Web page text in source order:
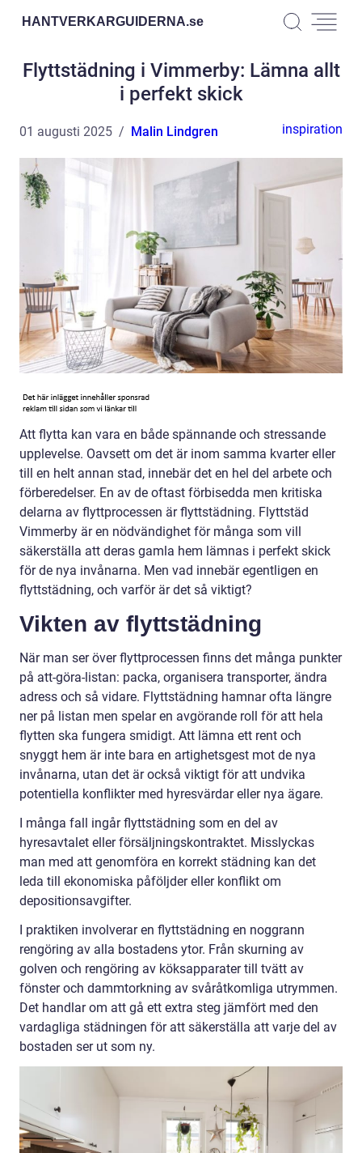
HANTVERKARGUIDERNA.se
Flyttstädning i Vimmerby: Lämna allt
i perfekt skick
01 augusti 2025 Malin Lindgren inspiration
Att flytta kan vara en både spännande och stressande
upplevelse. Oavsett om det är inom samma kvarter eller
till en helt annan stad, innebär det en hel del arbete och
förberedelser. En av de oftast förbisedda men kritiska
delarna av flyttprocessen är flyttstädning. Flyttstäd
Vimmerby är en nödvändighet för många som vill
säkerställa att deras gamla hem lämnas i perfekt skick
för de nya invånarna. Men vad innebär egentligen en
flyttstädning, och varför är det så viktigt?
Vikten av flyttstädning
När man ser över flyttprocessen finns det många punkter
på att-göra-listan: packa, organisera transporter, ändra
adress och så vidare. Flyttstädning hamnar ofta längre
ner på listan men spelar en avgörande roll för att hela
flytten ska fungera smidigt. Att lämna ett rent och
snyggt hem är inte bara en artighetsgest mot de nya
invånarna, utan det är också viktigt för att undvika
potentiella konflikter med hyresvärdar eller nya ägare.
I många fall ingår flyttstädning som en del av
hyresavtalet eller försäljningskontraktet. Misslyckas
man med att genomföra en korrekt städning kan det
leda till ekonomiska påföljder eller konflikt om
depositionsavgifter.
I praktiken involverar en flyttstädning en noggrann
rengöring av alla bostadens ytor. Från skurning av
golven och rengöring av köksapparater till tvätt av
fönster och dammtorkning av svåråtkomliga utrymmen.
Det handlar om att gå ett extra steg jämfört med den
vardagliga städningen för att säkerställa att varje del av
bostaden ser ut som ny.